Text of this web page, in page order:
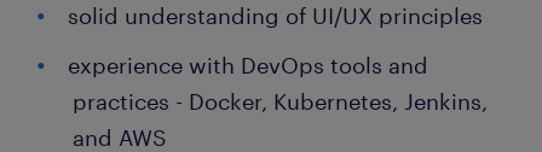
solid understanding of UI/UX principles
experience with DevOps tools and
practices - Docker, Kubernetes, Jenkins,
and AWS